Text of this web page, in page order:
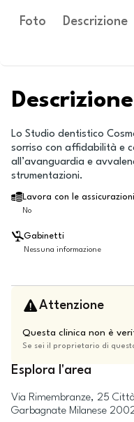
Foto Descrizione
Lo Studio dentistico
sorriso con affidabilità e
all’avanguardia e
strumentazioni.
Lavora con le assicurazioni
No
Gabinetti
Nessuna informazione
Attenzione
Questa clinica non è
Se sei il proprietario di
Esplora l'area
Via Rimembranze, 25
Garbagnate Milanese